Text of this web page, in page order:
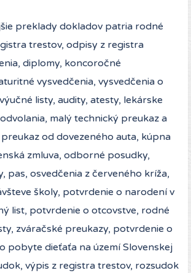
preklady dokladov patria rodné
trestov, odpisy z registra
diplomy, koncoročné
vysvedčenia, vysvedčenia o
listy, audity, atesty, lekárske
malý technický preukaz a
od dovezeného auta, kúpna
zmluva, odborné posudky,
pas, osvedčenia z červeného kríža,
školy, potvrdenie o narodení v
list, potvrdenie o otcovstve, rodné
zváračské preukazy, potvrdenie o
pobyte dieťaťa na území Slovenskej
výpis z registra trestov, rozsudok